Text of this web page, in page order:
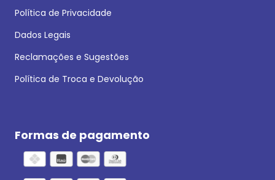
Política de Privacidade
Dados Legais
Reclamações e Sugestões
Política de Troca e Devolução
Formas de pagamento